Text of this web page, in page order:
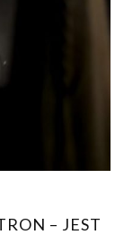
– JEST